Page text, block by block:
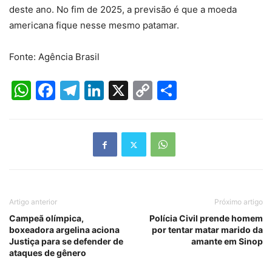
deste ano. No fim de 2025, a previsão é que a moeda
americana fique nesse mesmo patamar.
Fonte: Agência Brasil
WhatsApp
Facebook
Telegram
LinkedIn
X
Copy
Artigo anterior
Campeã olímpica,
boxeadora argelina aciona
Justiça para se defender de
ataques de gênero
Próximo artigo
Polícia Civil prende homem
por tentar matar marido da
amante em Sinop